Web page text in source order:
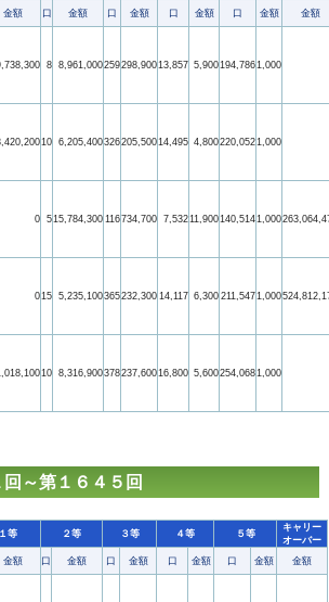
金額 口 金額 口 金額 口 金額 口 金額
金額
8 8,961,000259298,90013,857 5,900194,7861,000
10 6,205,400326205,50014,495 4,800220,0521,000
0 515,784,300 116734,700 7,53211,900140,5141,000
015 5,235,100365232,300 14,117 6,300 211,5471,000
10 8,316,900378237,60016,800 5,600254,0681,000
～第１６４５回
１等 ２等 ３等 ４等 ５等
キャリー
オーバー
金額 口 金額 口 金額 口 金額 口 金額
金額